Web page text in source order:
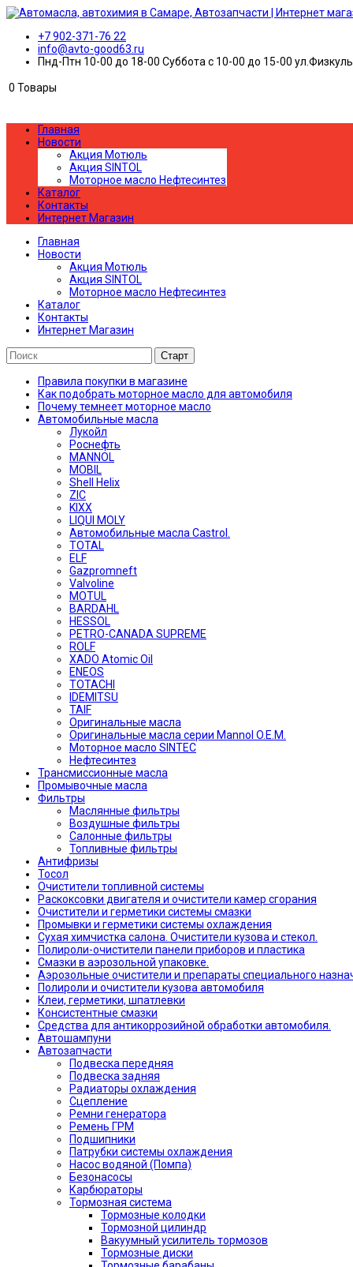
+7 902-371-76 22
info@avto-good63.ru
Пнд-Птн 10-00 до 18-00 Суббота с 10-00 до 15-00
0 Товары
Главная
Новости
Акция Мотюль
Акция SINTOL
Моторное масло Нефтесинтез
Каталог
Контакты
Интернет Магазин
Главная
Новости
Акция Мотюль
Акция SINTOL
Моторное масло Нефтесинтез
Каталог
Контакты
Интернет Магазин
Правила покупки в магазине
Как подобрать моторное масло для автомобиля
Почему темнеет моторное масло
Автомобильные масла
Лукойл
Роснефть
MANNOL
MOBIL
Shell Helix
ZIC
KIXX
LIQUI MOLY
Автомобильные масла Castrol.
TOTAL
ELF
Gazpromneft
Valvoline
MOTUL
BARDAHL
HESSOL
PETRO-CANADA SUPREME
ROLF
XADO Atomic Oil
ENEOS
TOTACHI
IDEMITSU
TAIF
Оригинальные масла
Оригинальные масла серии Mannol O.E.M.
Моторное масло SINTEC
Нефтесинтез
Трансмиссионные масла
Промывочные масла
Фильтры
Маслянные фильтры
Воздушные фильтры
Салонные фильтры
Топливные фильтры
Антифризы
Тосол
Очистители топливной системы
Раскоксовки двигателя и очистители камер сгорания
Очистители и герметики системы смазки
Промывки и герметики системы охлаждения
Сухая химчистка салона. Очистители кузова и стекол.
Полироли-очистители панели приборов и пластика
Смазки в аэрозольной упаковке.
Аэрозольные очистители и препараты специального
Полироли и очистители кузова автомобиля
Клеи, герметики, шпатлевки
Консистентные смазки
Средства для антикоррозийной обработки автомобиля.
Автошампуни
Автозапчасти
Подвеска передняя
Подвеска задняя
Радиаторы охлаждения
Сцепление
Ремни генератора
Ремень ГРМ
Подшипники
Патрубки системы охлаждения
Насос водяной (Помпа)
Безонасосы
Карбюраторы
Тормозная система
Тормозные колодки
Тормозной цилиндр
Вакуумный усилитель тормозов
Тормозные диски